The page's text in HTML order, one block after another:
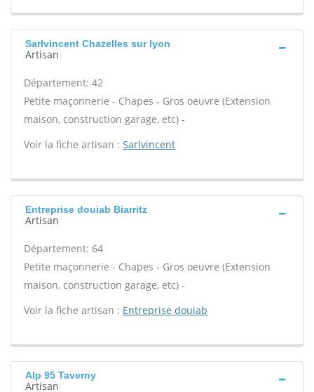
Sarlvincent Chazelles sur lyon
Artisan
Département: 42
Petite maçonnerie - Chapes - Gros oeuvre (Extension
maison, construction garage, etc) -
Voir la fiche artisan : Sarlvincent
Entreprise douiab Biarritz
Artisan
Département: 64
Petite maçonnerie - Chapes - Gros oeuvre (Extension
maison, construction garage, etc) -
Voir la fiche artisan : Entreprise douiab
Alp 95 Taverny
Artisan